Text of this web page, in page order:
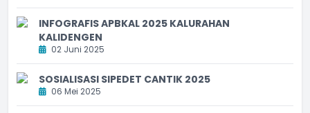
INFOGRAFIS APBKAL 2025 KALURAHAN
KALIDENGEN
02 Juni 2025
SOSIALISASI SIPEDET CANTIK 2025
06 Mei 2025